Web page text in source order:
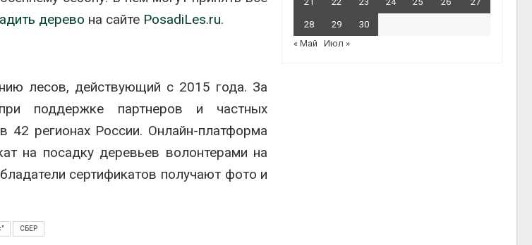
дерево на сайте PosadiLes.ru.
лесов, действующий с 2015 года. За
поддержке партнеров и частных
42 регионах России. Онлайн-платформа
на посадку деревьев волонтерами на
сертификатов получают фото и
СБЕР
28 29
30
« Май
Июл »